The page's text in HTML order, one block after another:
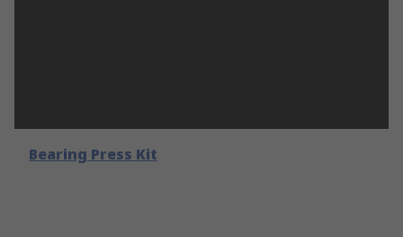
Bearing Press Kit